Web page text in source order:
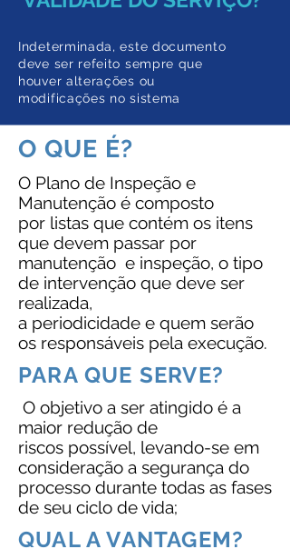
Indeterminada, este documento
deve ser refeito sempre que
houver alterações ou
modificações no sistema
O QUE É?
O Plano de Inspeção e
Manutenção é composto
por listas que contém os itens
que devem passar por
manutenção e inspeção, o tipo
de intervenção que deve ser
realizada,
a periodicidade e quem serão
os responsáveis pela execução.
PARA QUE SERVE?
O objetivo a ser atingido é a
maior redução de
riscos possível, levando-se em
consideração a segurança do
processo durante todas as fases
de seu ciclo de vida;
QUAL A VANTAGEM?